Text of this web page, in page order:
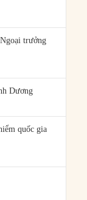
trưởng
Dương
quốc gia